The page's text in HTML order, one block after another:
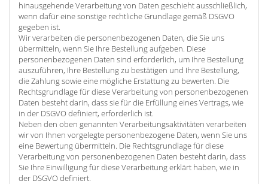
hinausgehende Verarbeitung von Daten geschieht ausschließlich,
wenn dafür eine sonstige rechtliche Grundlage gemäß DSGVO
gegeben ist.
Wir verarbeiten die personenbezogenen Daten, die Sie uns
übermitteln, wenn Sie Ihre Bestellung aufgeben. Diese
personenbezogenen Daten sind erforderlich, um Ihre Bestellung
auszuführen, Ihre Bestellung zu bestätigen und Ihre Bestellung,
die Zahlung sowie eine mögliche Erstattung zu bewerten. Die
Rechtsgrundlage für diese Verarbeitung von personenbezogenen
Daten besteht darin, dass sie für die Erfüllung eines Vertrags, wie
in der DSGVO definiert, erforderlich ist.
Neben den oben genannten Verarbeitungsaktivitäten verarbeiten
wir von Ihnen vorgelegte personenbezogene Daten, wenn Sie uns
eine Bewertung übermitteln. Die Rechtsgrundlage für diese
Verarbeitung von personenbezogenen Daten besteht darin, dass
Sie Ihre Einwilligung für diese Verarbeitung erklärt haben, wie in
der DSGVO definiert.